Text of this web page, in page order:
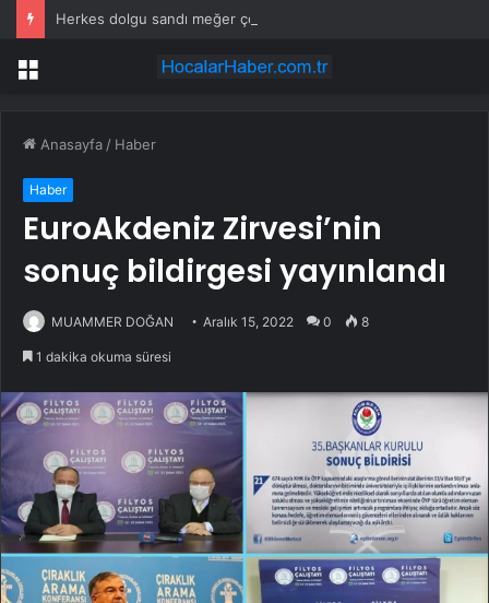
Herkes dolgu sandı meğer çenesini böcek ısırmış
Menü
Anasayfa / Haber
Haber
EuroAkdeniz Zirvesi’nin
sonuç bildirgesi yayınlandı
MUAMMER DOĞAN Aralık 15, 2022 0 8
1 dakika okuma süresi